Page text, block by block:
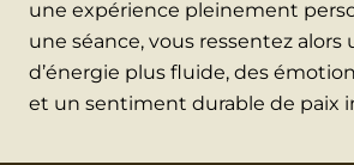
une expérience pleinement
une séance, vous ressentez alors
d’énergie plus fluide, des
et un sentiment durable de paix